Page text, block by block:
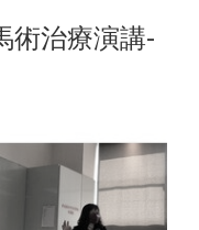
術治療演講-